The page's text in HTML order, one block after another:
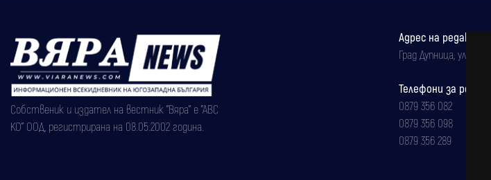
Собственик и издател на вестник "Вяра" е "АВС
КО" ООД, регистрирана на 08.05.2002 година.
Адрес на
Град Дупница,
Телефони за
0879 356 082
0879 356 098
0879 356 289